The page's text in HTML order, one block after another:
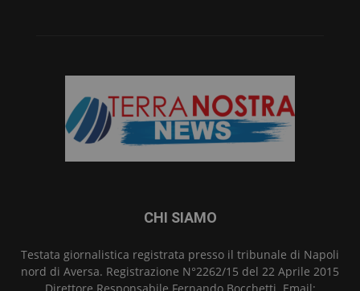
CHI SIAMO
Testata giornalistica registrata presso il tribunale di Napoli
nord di Aversa. Registrazione N°2262/15 del 22 Aprile 2015